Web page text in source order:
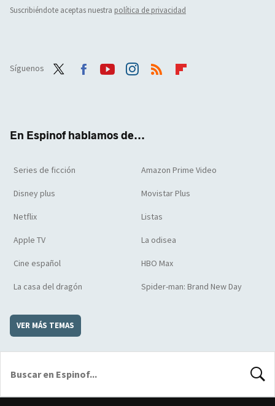
Suscribiéndote aceptas nuestra política de privacidad
Síguenos
En Espinof hablamos de...
Series de ficción Amazon Prime Video
Disney plus Movistar Plus
Netflix Listas
Apple TV La odisea
Cine español HBO Max
La casa del dragón Spider-man: Brand New Day
VER MÁS TEMAS